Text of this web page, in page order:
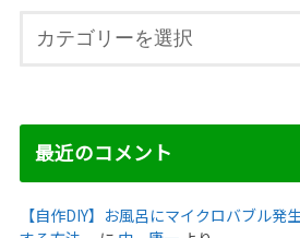
最近のコメント
【自作DIY】お風呂にマイクロバブル発